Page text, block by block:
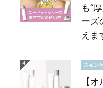
も“
ーズ
えま
スキン
【